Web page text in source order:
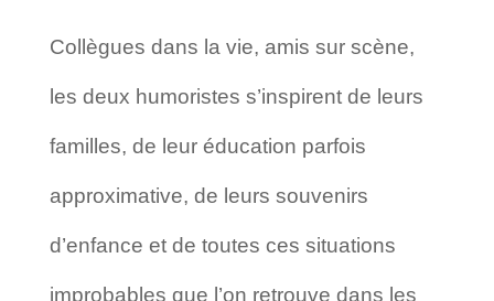
Collègues dans la vie, amis sur scène,
les deux humoristes s’inspirent de leurs
familles, de leur éducation parfois
approximative, de leurs souvenirs
d’enfance et de toutes ces situations
improbables que l’on retrouve dans les